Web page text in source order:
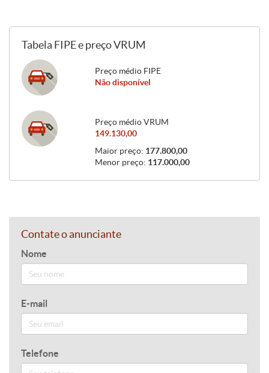
Tabela FIPE e preço VRUM
Preço médio FIPE
Não disponível
Preço médio VRUM
149.130,00
Maior preço: 177.800,00
Menor preço: 117.000,00
Contate o anunciante
Nome
E-mail
Telefone